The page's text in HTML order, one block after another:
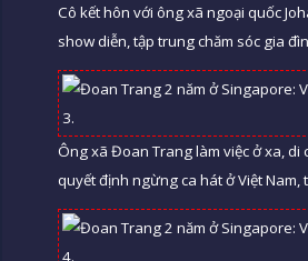
Cô kết hôn với ông xã ngoại quốc
show diễn, tập trung chăm sóc gia
Ông xã Đoan Trang làm việc ở xa, di
quyết định ngừng ca hát ở Việt